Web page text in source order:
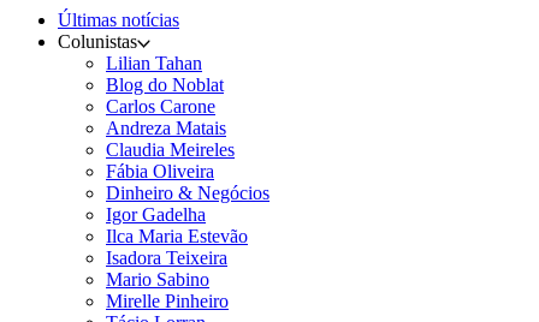
Últimas notícias
Colunistas
Lilian Tahan
Blog do Noblat
Carlos Carone
Andreza Matais
Claudia Meireles
Fábia Oliveira
Dinheiro & Negócios
Igor Gadelha
Ilca Maria Estevão
Isadora Teixeira
Mario Sabino
Mirelle Pinheiro